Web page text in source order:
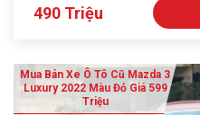
490 Triệu
Mua Bán Xe Ô Tô Cũ Mazda 3
Luxury 2022 Màu Đỏ Giá 599
Triệu